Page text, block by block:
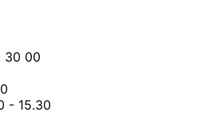
30 00
- 15.30